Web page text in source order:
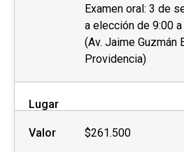
Examen oral: 3 de
a elección de 9:00
(Av. Jaime Guzmán
Providencia)
Lugar
Valor $261.500